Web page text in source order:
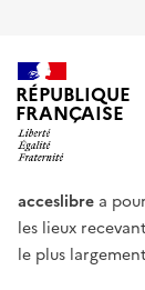
RÉPUBLIQUE
FRANÇAISE
acceslibre a
les lieux
le plus